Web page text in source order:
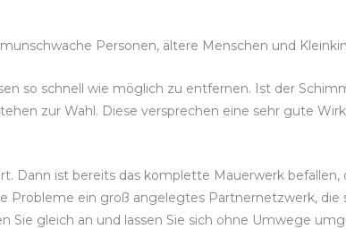
Personen, ältere Menschen und
so schnell wie möglich zu entfernen. Ist der
zur Wahl. Diese versprechen eine sehr gute
Dann ist bereits das komplette Mauerwerk
Probleme ein groß angelegtes Partnernetzwerk,
Sie gleich an und lassen Sie sich ohne Umwege